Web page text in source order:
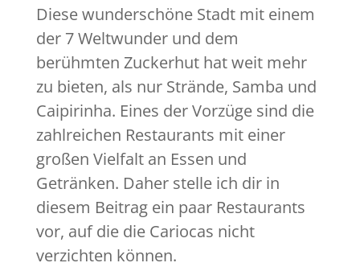
Diese wunderschöne Stadt mit einem
der 7 Weltwunder und dem
berühmten Zuckerhut hat weit mehr
zu bieten, als nur Strände, Samba und
Caipirinha. Eines der Vorzüge sind die
zahlreichen Restaurants mit einer
großen Vielfalt an Essen und
Getränken. Daher stelle ich dir in
diesem Beitrag ein paar Restaurants
vor, auf die die Cariocas nicht
verzichten können.